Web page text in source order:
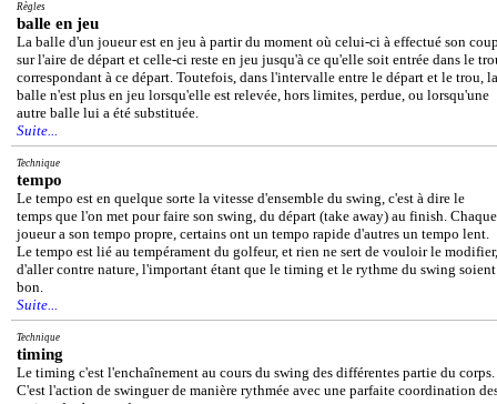
Règles
balle en jeu
La balle d'un joueur est en jeu à partir du moment où celui-ci à effectué son
sur l'aire de départ et celle-ci reste en jeu jusqu'à ce qu'elle soit entrée dans le
correspondant à ce départ. Toutefois, dans l'intervalle entre le départ et le trou, la
balle n'est plus en jeu lorsqu'elle est relevée, hors limites, perdue, ou lorsqu'une
autre balle lui a été substituée.
Suite...
Technique
tempo
Le tempo est en quelque sorte la vitesse d'ensemble du swing, c'est à dire le
temps que l'on met pour faire son swing, du départ (take away) au finish. Chaque
joueur a son tempo propre, certains ont un tempo rapide d'autres un tempo lent.
Le tempo est lié au tempérament du golfeur, et rien ne sert de vouloir le modifier,
d'aller contre nature, l'important étant que le timing et le rythme du swing soient
bon.
Suite...
Technique
timing
Le timing c'est l'enchaînement au cours du swing des différentes partie du corps.
C'est l'action de swinguer de manière rythmée avec une parfaite coordination